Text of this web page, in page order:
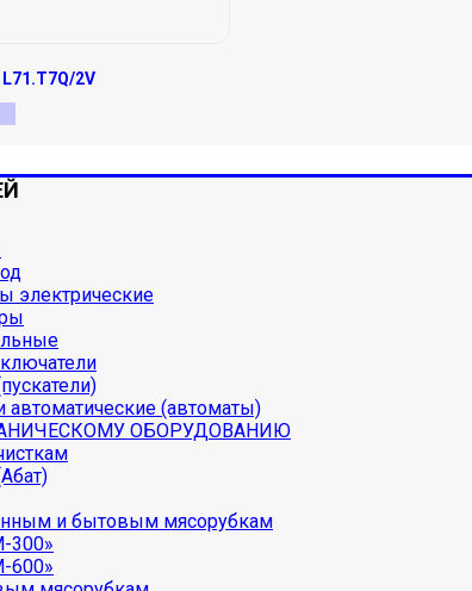
2V
электрические
автоматические (автоматы)
ОБОРУДОВАНИЮ
и бытовым мясорубкам